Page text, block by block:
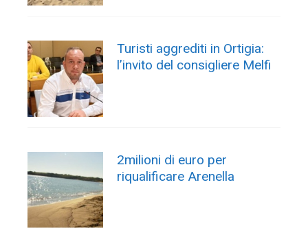
Turisti aggrediti in Ortigia:
l’invito del consigliere Melfi
2milioni di euro per
riqualificare Arenella